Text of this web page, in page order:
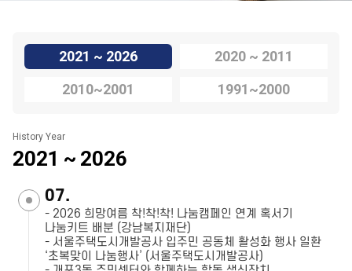
2021 ~ 2026
2020 ~ 2011
2010~2001
1991~2000
History Year
2021 ~ 2026
07.
- 2026 희망여름 착!착!착! 나눔캠페인 연계 혹서기
나눔키트 배분 (강남복지재단)
- 서울주택도시개발공사 입주민 공동체 활성화 행사 일환
‘초복맞이 나눔행사’ (서울주택도시개발공사)